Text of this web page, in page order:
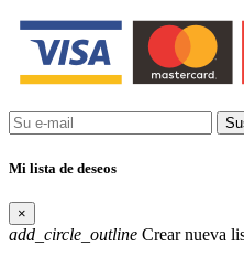
Mi lista de deseos
×
add_circle_outline Crear nueva